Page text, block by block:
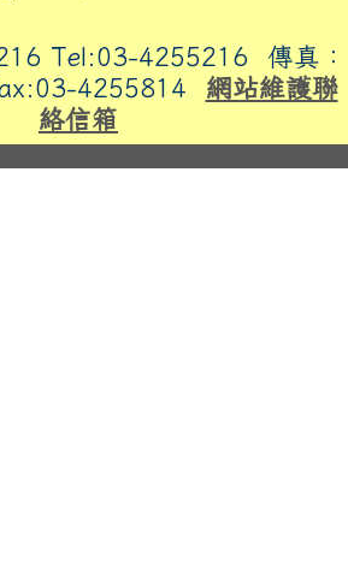
Tel:03-4255216 傳真：
4255814 網站維護聯
絡信箱